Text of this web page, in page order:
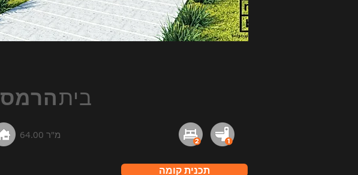
ביתהרמס
64.00 מ"ר
תכנית קומה